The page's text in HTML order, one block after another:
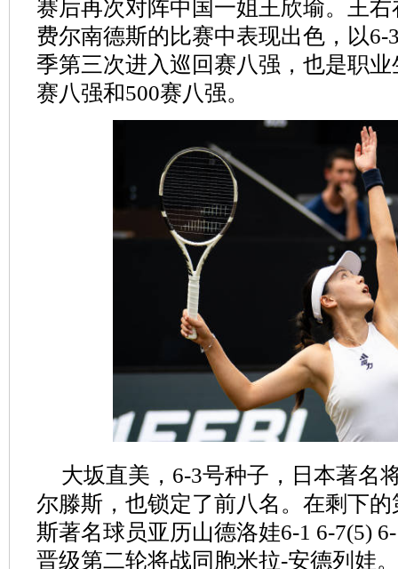
赛后再次对阵中国一姐王欣瑜。王
费尔南德斯的比赛中表现出色，以6-
季第三次进入巡回赛八强，也是职
赛八强和500赛八强。
大坂直美，6-3号种子，日本著名
尔滕斯，也锁定了前八名。在剩下
斯著名球员亚历山德洛娃6-1 6-7(5)
晋级第二轮将战同胞米拉-安德列娃